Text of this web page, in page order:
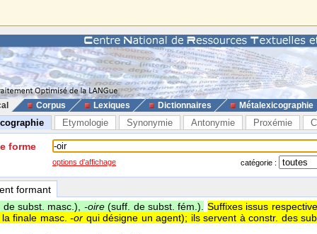
Corpus Lexiques Dictionnaires Métalexicographie
Etymologie Synonymie Antonymie Proxémie
forme
options d'affichage catégorie :
formant
subst. masc.), -oire(suff. de subst. fém.). Suffixes issus
finale masc. -or qui désigne un agent); ils servent à constr. des